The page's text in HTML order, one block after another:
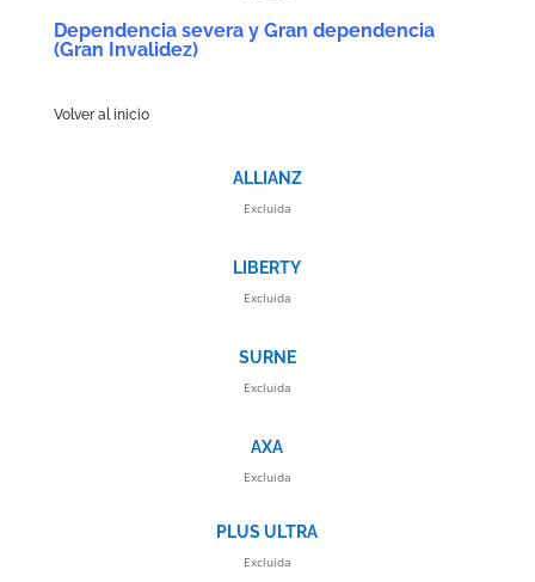
Dependencia severa y Gran dependencia
(Gran Invalidez)
Volver al inicio
ALLIANZ
Excluida
LIBERTY
Excluida
SURNE
Excluida
AXA
Excluida
PLUS ULTRA
Excluida